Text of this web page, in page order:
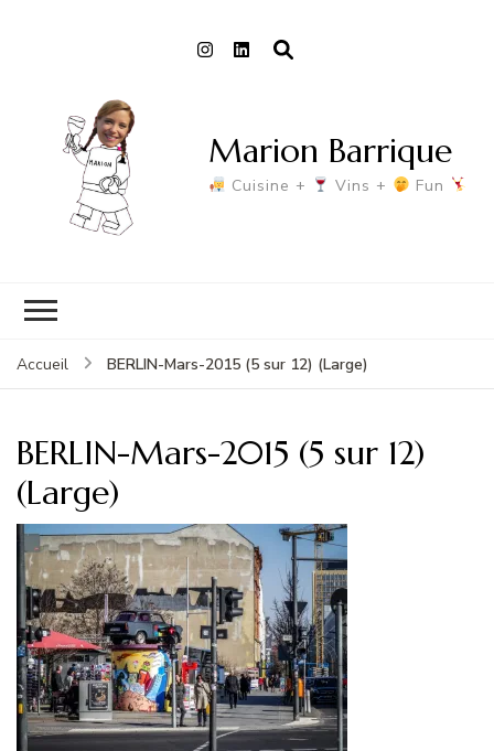
Marion Barrique
Cuisine + Vins + Fun
Accueil BERLIN-Mars-2015 (5 sur 12) (Large)
BERLIN-Mars-2015 (5 sur 12)
(Large)